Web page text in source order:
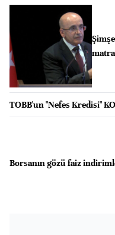
TOBB'un "Nefes Kredisi"
Borsanın gözü faiz